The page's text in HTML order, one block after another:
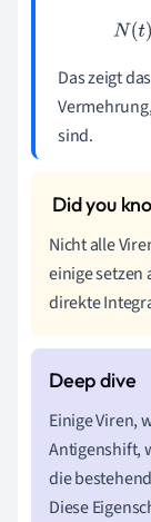
Das zeigt
sind.
Nicht alle
einige
direkte
Einige Viren,
Antigenshift,
die
Diese